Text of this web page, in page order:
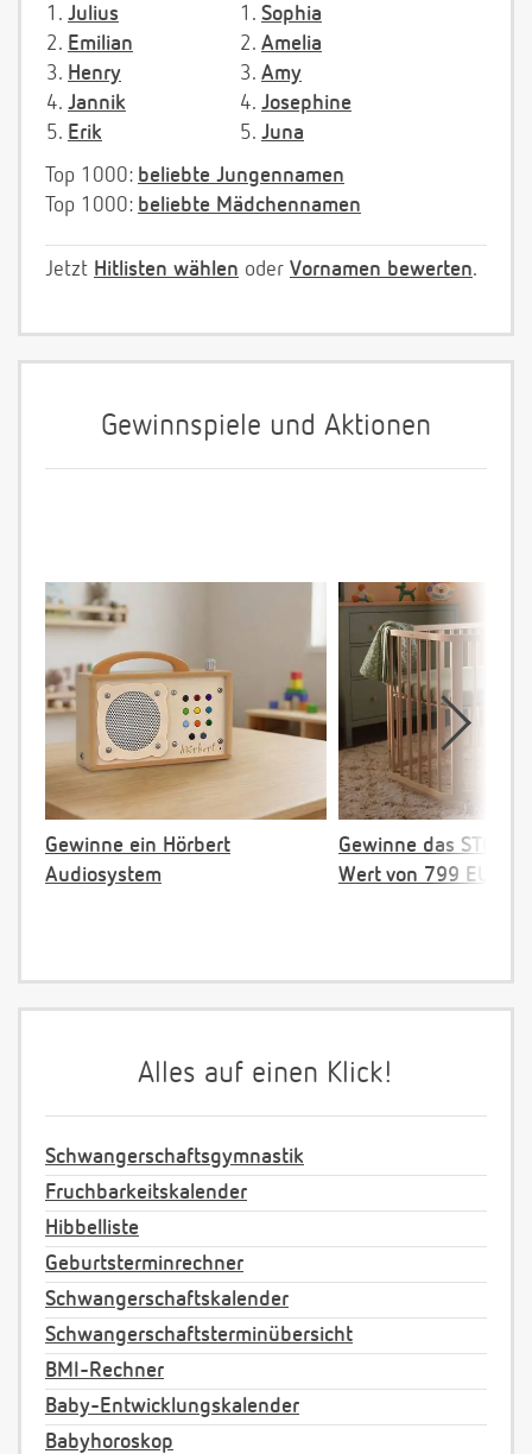
1. Julius
2. Emilian
3. Henry
4. Jannik
5. Erik
1. Sophia
2. Amelia
3. Amy
4. Josephine
5. Juna
Top 1000: beliebte Jungennamen
Top 1000: beliebte Mädchennamen
Jetzt Hitlisten wählen oder Vornamen bewerten.
Gewinnspiele und Aktionen
Gewinne ein Hörbert
Audiosystem
Gewinne das
Wert von 799 EUR
Alles auf einen Klick!
Schwangerschaftsgymnastik
Fruchbarkeitskalender
Hibbelliste
Geburtsterminrechner
Schwangerschaftskalender
Schwangerschaftsterminübersicht
BMI-Rechner
Baby-Entwicklungskalender
Babyhoroskop